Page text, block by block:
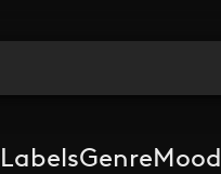
LabelsGenreMood